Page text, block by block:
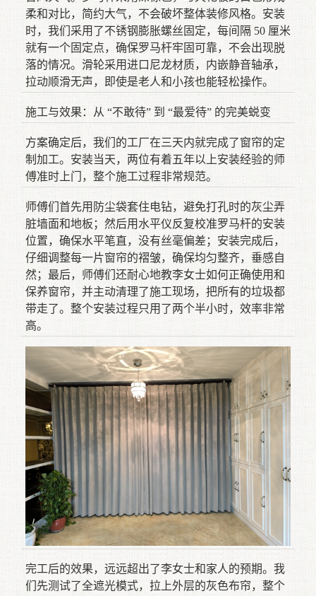
柔和对比，简约大气，不会破坏整体装修风格。安装
时，我们采用了不锈钢膨胀螺丝固定，每间隔 50 厘米
就有一个固定点，确保罗马杆牢固可靠，不会出现脱
落的情况。滑轮采用进口尼龙材质，内嵌静音轴承，
拉动顺滑无声，即使是老人和小孩也能轻松操作。
施工与效果：从 “不敢待” 到 “最爱待” 的完美蜕变
方案确定后，我们的工厂在三天内就完成了窗帘的定
制加工。安装当天，两位有着五年以上安装经验的师
傅准时上门，整个施工过程非常规范。
师傅们首先用防尘袋套住电钻，避免打孔时的灰尘弄
脏墙面和地板；然后用水平仪反复校准罗马杆的安装
位置，确保水平笔直，没有丝毫偏差；安装完成后，
仔细调整每一片窗帘的褶皱，确保均匀整齐，垂感自
然；最后，师傅们还耐心地教李女士如何正确使用和
保养窗帘，并主动清理了施工现场，把所有的垃圾都
带走了。整个安装过程只用了两个半小时，效率非常
高。
完工后的效果，远远超出了李女士和家人的预期。我
们先测试了全遮光模式，拉上外层的灰色布帘，整个